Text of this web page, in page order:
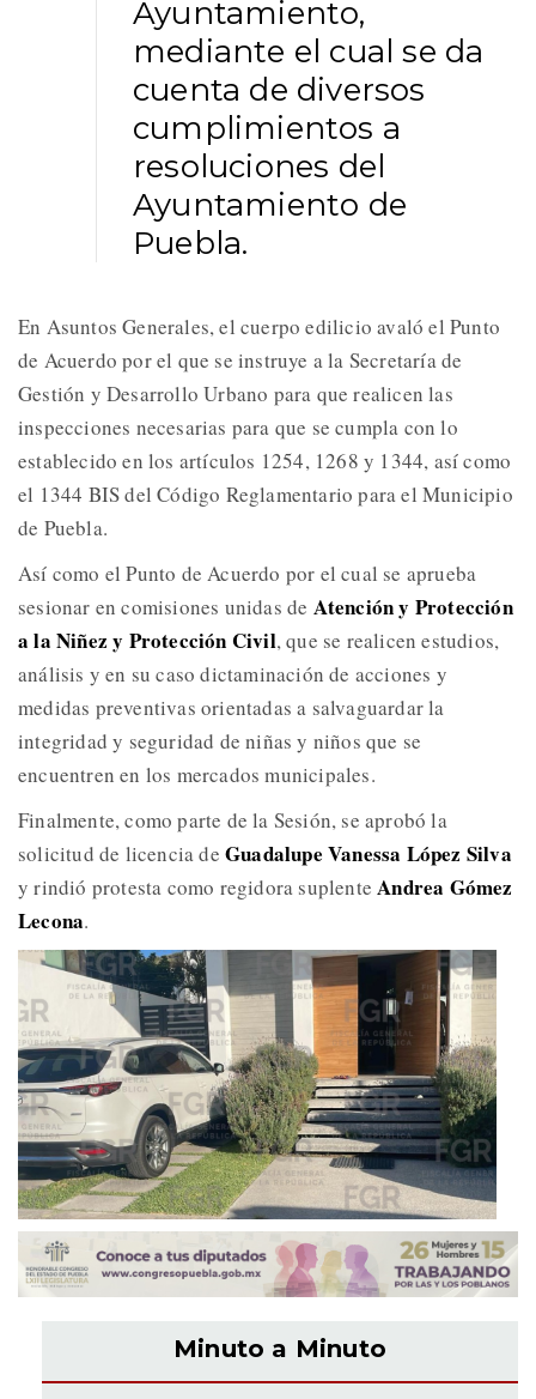
Ayuntamiento,
mediante el cual se da
cuenta de diversos
cumplimientos a
resoluciones del
Ayuntamiento de
Puebla.
En Asuntos Generales, el cuerpo edilicio avaló el Punto
de Acuerdo por el que se instruye a la Secretaría de
Gestión y Desarrollo Urbano para que realicen las
inspecciones necesarias para que se cumpla con lo
establecido en los artículos 1254, 1268 y 1344, así como
el 1344 BIS del Código Reglamentario para el Municipio
de Puebla.
Así como el Punto de Acuerdo por el cual se aprueba
sesionar en comisiones unidas de Atención y Protección
a la Niñez y Protección Civil, que se realicen estudios,
análisis y en su caso dictaminación de acciones y
medidas preventivas orientadas a salvaguardar la
integridad y seguridad de niñas y niños que se
encuentren en los mercados municipales.
Finalmente, como parte de la Sesión, se aprobó la
solicitud de licencia de Guadalupe Vanessa López Silva
y rindió protesta como regidora suplenteAndrea Gómez
Lecona.
Minuto a Minuto